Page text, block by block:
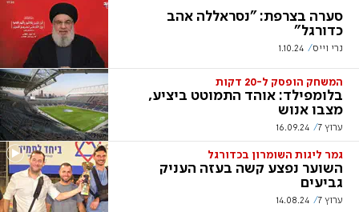
סערה בצרפת: "נסראללה אהב
כדורגל"
נרי וייס 1.10.24
המשחק הופסק ל-20 דקות
בלומפילד: אוהד התמוטט ביציע,
מצבו אנוש
ערוץ 7 16.09.24
גמר ליגות השומרון בכדורגל
השוער נפצע קשה בעזה העניק
גביעים
ערוץ 7 14.08.24